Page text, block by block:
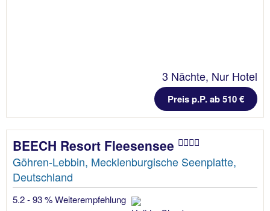
3 Nächte, Nur Hotel
Preis p.P. ab 510 €
BEECH Resort Fleesensee
Göhren-Lebbin, Mecklenburgische Seenplatte,
Deutschland
5.2 - 93 % Weiterempfehlung